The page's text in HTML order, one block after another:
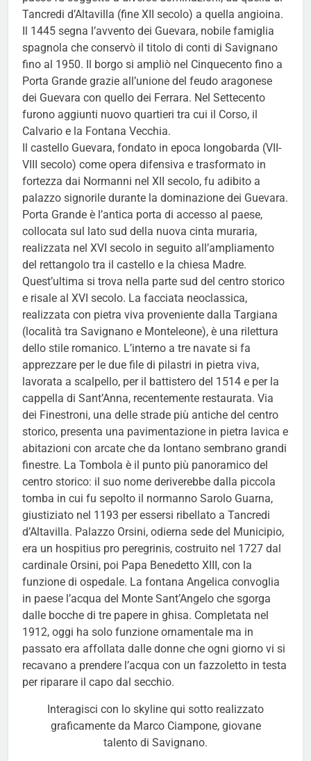
Tancredi d’Altavilla (fine XII secolo) a quella angioina.
Il 1445 segna l’avvento dei Guevara, nobile famiglia
spagnola che conservò il titolo di conti di Savignano
fino al 1950. Il borgo si ampliò nel Cinquecento fino a
Porta Grande grazie all’unione del feudo aragonese
dei Guevara con quello dei Ferrara. Nel Settecento
furono aggiunti nuovo quartieri tra cui il Corso, il
Calvario e la Fontana Vecchia.
Il castello Guevara, fondato in epoca longobarda (VII-
VIII secolo) come opera difensiva e trasformato in
fortezza dai Normanni nel XII secolo, fu adibito a
palazzo signorile durante la dominazione dei Guevara.
Porta Grande è l’antica porta di accesso al paese,
collocata sul lato sud della nuova cinta muraria,
realizzata nel XVI secolo in seguito all’ampliamento
del rettangolo tra il castello e la chiesa Madre.
Quest’ultima si trova nella parte sud del centro storico
e risale al XVI secolo. La facciata neoclassica,
realizzata con pietra viva proveniente dalla Targiana
(località tra Savignano e Monteleone), è una rilettura
dello stile romanico. L’interno a tre navate si fa
apprezzare per le due file di pilastri in pietra viva,
lavorata a scalpello, per il battistero del 1514 e per la
cappella di Sant’Anna, recentemente restaurata. Via
dei Finestroni, una delle strade più antiche del centro
storico, presenta una pavimentazione in pietra lavica e
abitazioni con arcate che da lontano sembrano grandi
finestre. La Tombola è il punto più panoramico del
centro storico: il suo nome deriverebbe dalla piccola
tomba in cui fu sepolto il normanno Sarolo Guarna,
giustiziato nel 1193 per essersi ribellato a Tancredi
d’Altavilla. Palazzo Orsini, odierna sede del Municipio,
era un hospitius pro peregrinis, costruito nel 1727 dal
cardinale Orsini, poi Papa Benedetto XIII, con la
funzione di ospedale. La fontana Angelica convoglia
in paese l’acqua del Monte Sant’Angelo che sgorga
dalle bocche di tre papere in ghisa. Completata nel
1912, oggi ha solo funzione ornamentale ma in
passato era affollata dalle donne che ogni giorno vi si
recavano a prendere l’acqua con un fazzoletto in testa
per riparare il capo dal secchio.
Interagisci con lo skyline qui sotto realizzato
graficamente da Marco Ciampone, giovane
talento di Savignano.